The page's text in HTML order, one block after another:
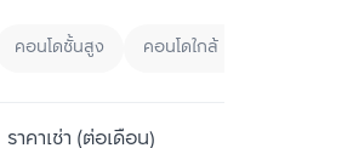
คอนโดชั้นสูง คอนโดใกล้ MRT
ราคาเช่า (ต่อเดือน)